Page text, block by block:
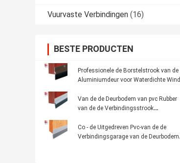
Vuurvaste Verbindingen (16)
BESTE PRODUCTEN
Professionele de Borstelstrook van de
Aluminiumdeur voor Waterdichte Wind
Van de de Deurbodem van pvc Rubber
van de de Verbindingsstrook
Co - de Uitgedreven Pvc-van de de
Verbindingsgarage van de Deurbodem